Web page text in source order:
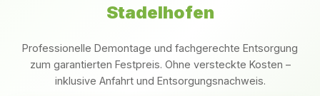
Stadelhofen
Professionelle Demontage und fachgerechte Entsorgung
zum garantierten Festpreis. Ohne versteckte Kosten –
inklusive Anfahrt und Entsorgungsnachweis.